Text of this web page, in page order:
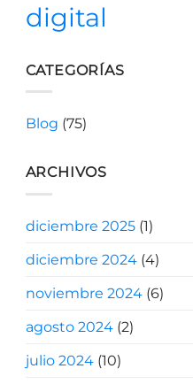
digital
CATEGORÍAS
Blog (75)
ARCHIVOS
diciembre 2025(1)
diciembre 2024(4)
noviembre 2024(6)
agosto 2024(2)
julio 2024(10)